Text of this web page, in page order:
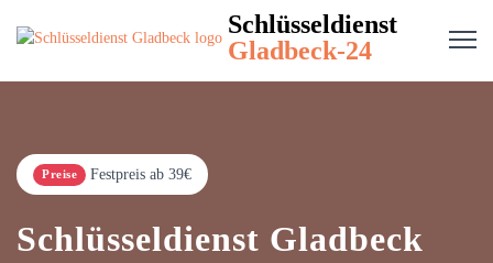
Schlüsseldienst
Gladbeck-24
Preise Festpreis ab 39€
Schlüsseldienst Gladbeck